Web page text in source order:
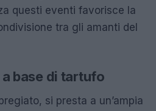
questi eventi favorisce la
tra gli amanti del
base di tartufo
si presta a un’ampia